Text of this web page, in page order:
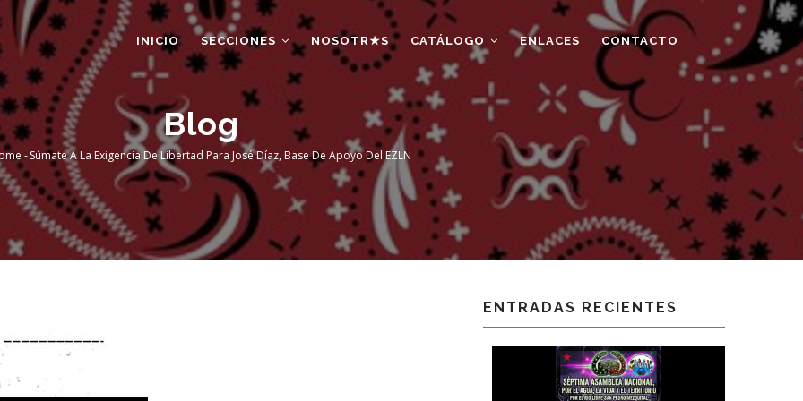
INICIO SECCIONES NOSOTR★S CATÁLOGO ENLACES CONTACTO
Blog
-Súmate A La Exigencia De Libertad Para José Díaz, Base De Apoyo Del EZLN
ENTRADAS RECIENTES